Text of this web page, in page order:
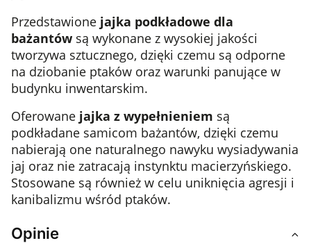
Przedstawione jajka podkładowe dla
bażantów są wykonane z wysokiej jakości
tworzywa sztucznego, dzięki czemu są odporne
na dziobanie ptaków oraz warunki panujące w
budynku inwentarskim.
Oferowane jajka z wypełnieniem są
podkładane samicom bażantów, dzięki czemu
nabierają one naturalnego nawyku wysiadywania
jaj oraz nie zatracają instynktu macierzyńskiego.
Stosowane są również w celu uniknięcia agresji i
kanibalizmu wśród ptaków.
Opinie